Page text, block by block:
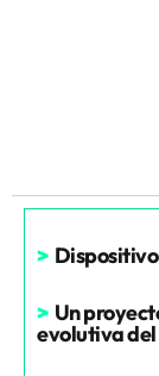
>
> Un
evolutiva del